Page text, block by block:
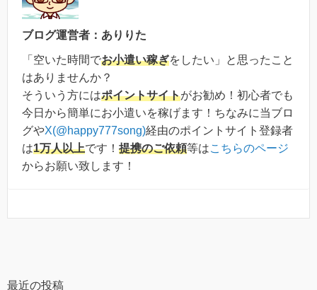
ブログ運営者：ありりた
「空いた時間でお小遣い稼ぎをしたい」と思ったこと
はありませんか？
そういう方にはポイントサイトがお勧め！初心者でも
今日から簡単にお小遣いを稼げます！ちなみに当ブロ
グやX(@happy777song)経由のポイントサイト登録者
は1万人以上です！ 提携のご依頼等はこちらのページ
からお願い致します！
最近の投稿